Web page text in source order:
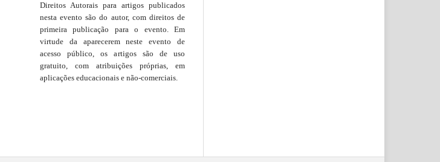
Direitos Autorais para artigos publicados
nesta evento são do autor, com direitos de
primeira publicação para o evento. Em
virtude da aparecerem neste evento de
acesso público, os artigos são de uso
gratuito, com atribuições próprias, em
aplicações educacionais e não-comerciais.